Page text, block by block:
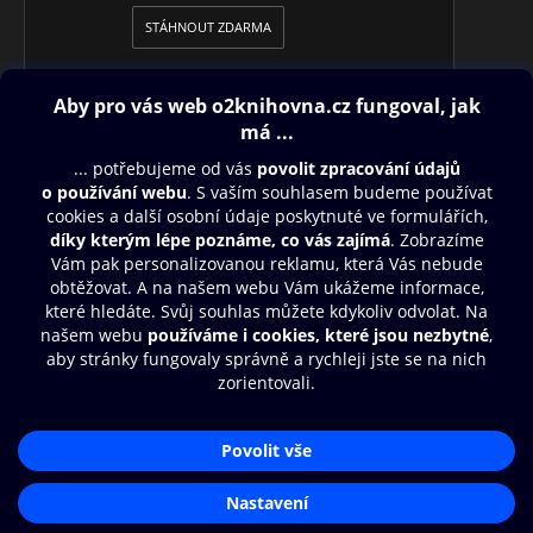
STÁHNOUT ZDARMA
Obsah ke stažení
Moje O2 Knihovna
Další zábava
© O2 Czech Republic a.s.
Zásady zpracování osobních údajůAplikace O2 Knihovna
Čti a poslouchej své e-knihy a
audioknihy rychleji a pohodlněji.